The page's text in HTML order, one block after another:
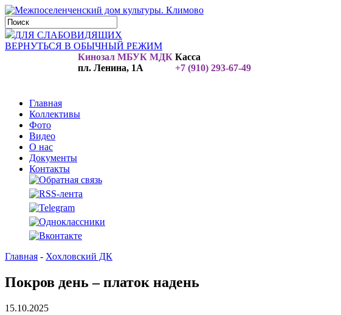
ДЛЯ СЛАБОВИДЯЩИХ
ВЕРНУТЬСЯ В ОБЫЧНЫЙ РЕЖИМ
Кинозал МБУК МДК
пл. Ленина, 1А
Касса
+7 (910) 293-67-49
Главная
Коллективы
Фото
Видео
О нас
Документы
Контакты
Главная - Хохловский ДК
Покров день – платок надень
15.10.2025